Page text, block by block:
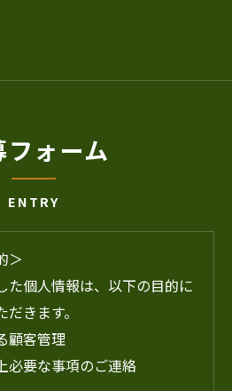
フォーム
ENTRY
＞
た個人情報は、以下の目的に
きます。
顧客管理
必要な事項のご連絡